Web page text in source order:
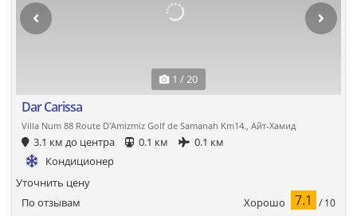
1 / 20
Dar Carissa
Villa Num 88 Route D'Amizmiz Golf de Samanah Km14., Айт-Хамид
3.1 км до центра 0.1 км
0.1 км
Кондиционер
По отзывам Хорошо 7.1 / 10
Уточнить цену